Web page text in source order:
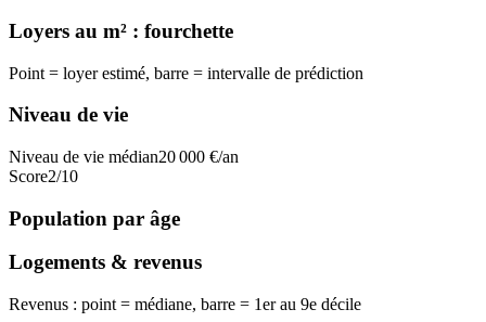
Loyers au m² : fourchette
Point = loyer estimé, barre = intervalle de prédiction
Niveau de vie
Niveau de vie médian20 000 €/an
Score2/10
Population par âge
Logements & revenus
Revenus : point = médiane, barre = 1er au 9e décile